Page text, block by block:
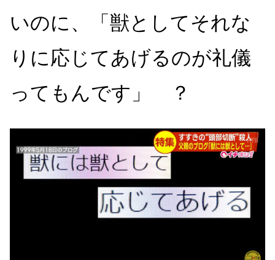
いのに、「獣としてそれな
りに応じてあげるのが礼儀
ってもんです」 ？